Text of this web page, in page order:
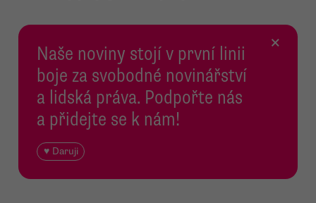
Naše noviny stojí v první linii
boje za svobodné novinářství
a lidská práva. Podpořte nás
a přidejte se k nám!
♥ Daruji
×